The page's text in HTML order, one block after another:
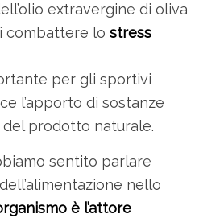
extravergine di oliva
combattere lo stress
per gli sportivi
l’apporto di sostanze
prodotto naturale.
sentito parlare
nello
è l’attore